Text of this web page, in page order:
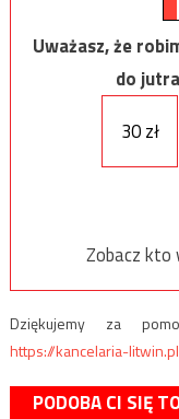
Uważasz, że
do
30 zł
Zobacz kto
Dziękujemy za
https://kancelaria-litwin.pl
PODOBA CI SIĘ